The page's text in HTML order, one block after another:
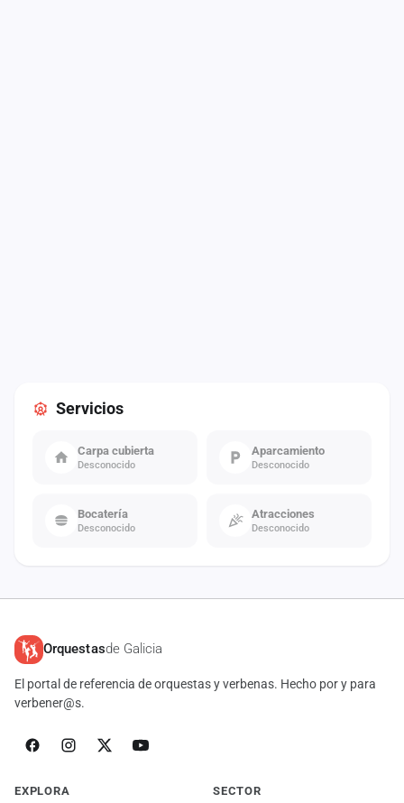
Servicios
Carpa cubierta
Desconocido
Aparcamiento
Desconocido
Bocatería
Desconocido
Atracciones
Desconocido
Orquestasde Galicia
El portal de referencia de orquestas y verbenas. Hecho por y para
verbener@s.
EXPLORA SECTOR